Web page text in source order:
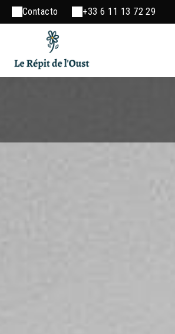
Contacto +33 6 11 13 72 29